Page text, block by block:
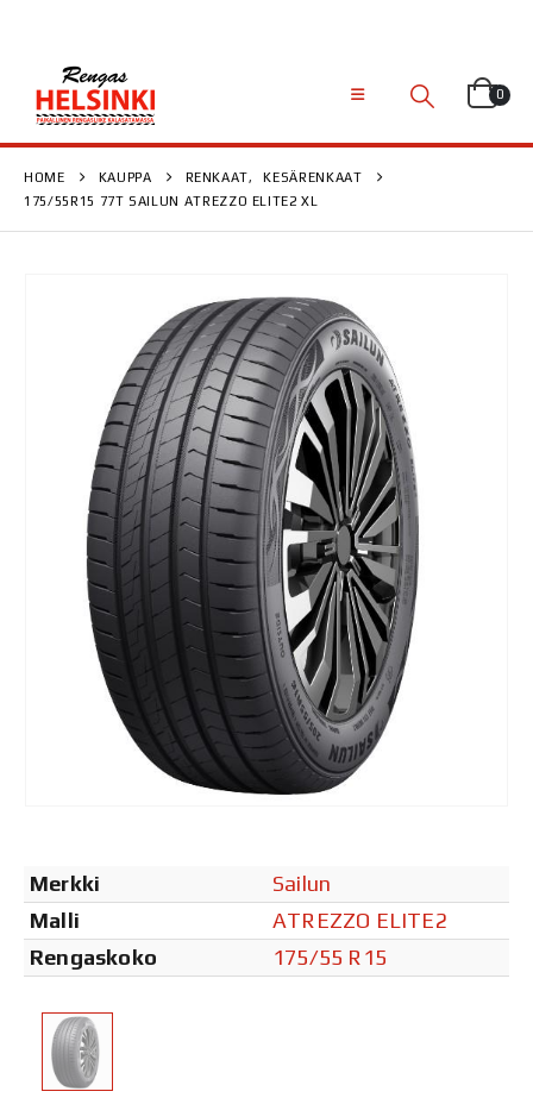
0
HOME KAUPPA RENKAAT,
KESÄRENKAAT
175/55R15 77T SAILUN ATREZZO ELITE2 XL
Merkki
Sailun
Malli
ATREZZO ELITE2
Rengaskoko
175/55 R15